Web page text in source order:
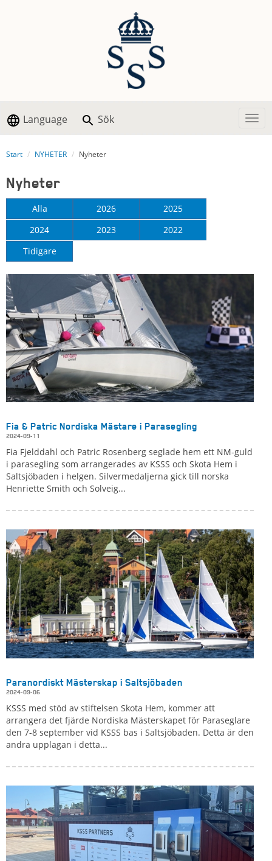
Language Sök
Start NYHETER Nyheter
Nyheter
Alla 2026
2025
2024
2023
2022
Tidigare
Fia & Patric Nordiska Mästare i Parasegling
2024-09-11
Fia Fjelddahl och Patric Rosenberg seglade hem ett NM-guld
i parasegling som arrangerades av KSSS och Skota Hem i
Saltsjöbaden i helgen. Silvermedaljerna gick till norska
Henriette Smith och Solveig...
Paranordiskt Mästerskap i Saltsjöbaden
2024-09-06
KSSS med stöd av stiftelsen Skota Hem, kommer att
arrangera det fjärde Nordiska Mästerskapet för Paraseglare
den 7-8 september vid KSSS bas i Saltsjöbaden. Detta är den
andra upplagan i detta...